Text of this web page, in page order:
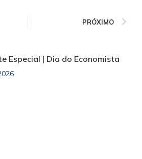
PRÓXIMO
Especial | Dia do Economista